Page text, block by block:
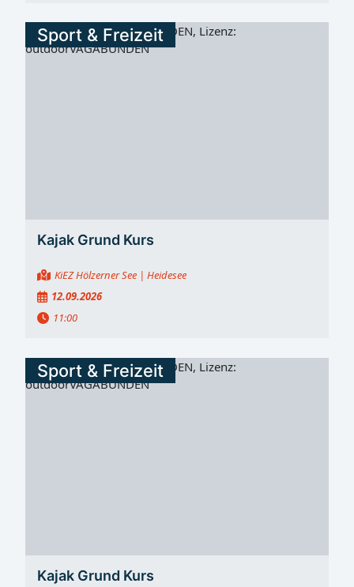
Sport & Freizeit
Kajak Grund Kurs
KiEZ Hölzerner See | Heidesee
12.09.2026
11:00
Sport & Freizeit
Kajak Grund Kurs